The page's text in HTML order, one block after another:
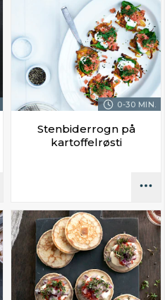
0-30 MIN.
Stenbiderrogn på
kartoffelrøsti